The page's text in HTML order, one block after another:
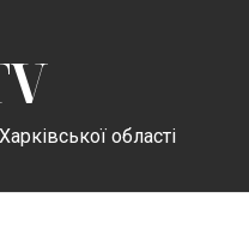
області